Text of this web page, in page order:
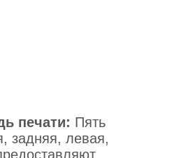
печати: Пять
задняя, левая,